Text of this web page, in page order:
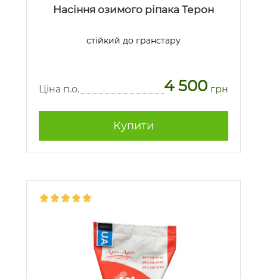
Насіння озимого ріпака Терон
стійкий до гранстару
Ціна п.о. 4 500 грн
Купити